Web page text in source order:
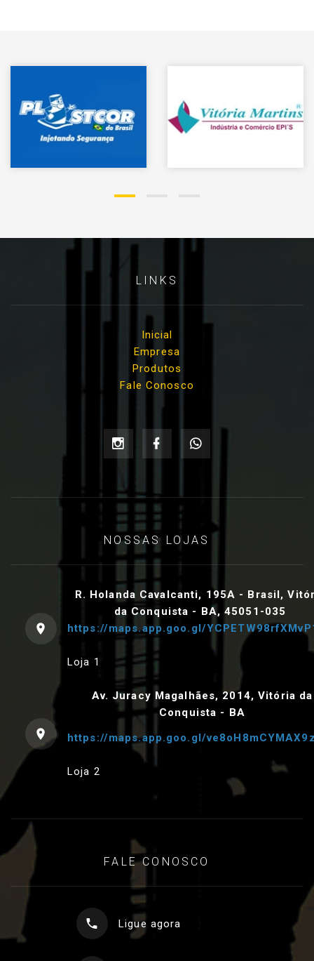
LINKS
Inicial
Empresa
Produtos
Fale Conosco
NOSSAS LOJAS
R. Holanda Cavalcanti, 195A - Brasil,
da Conquista - BA, 45051-035
https://maps.app.goo.gl/
Loja 1
Av. Juracy Magalhães, 2014, Vitória da
Conquista - BA
https://maps.app.goo.gl/
Loja 2
FALE CONOSCO
Ligue agora